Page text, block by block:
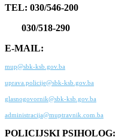
TEL: 030/546-200
030/518-290
E-MAIL:
mup@sbk-ksb.gov.ba
uprava.policije@sbk-ksb.gov.ba
glasnogovornik@sbk-ksb.gov.ba
administracija@muptravnik.com.ba
POLICIJSKI PSIHOLOG: